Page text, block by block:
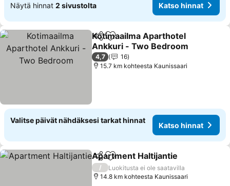
Näytä hinnat 2 sivustolta Katso hinnat
Jaa Lisää suosikkeihin
Kotimaailma Aparthotel
Ankkuri - Two Bedroom
Katso hinnat
4,7
16
15.7 km kohteesta Kaunissaari
Valitse päivät nähdäksesi tarkat hinnat
Katso hinnat
Jaa Lisää suosikkeihin
Apartment Haltijantie
/
Luokitusta ei ole saatavilla
14.8 km kohteesta Kaunissaari